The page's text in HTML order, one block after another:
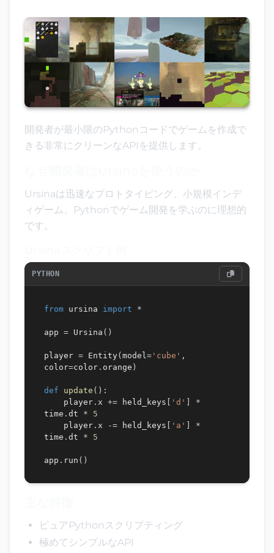
開発者が最小限のPythonコードでゲームを作成で
きる非常にクリーンなAPIを提供します。
Ursinaは迅速なプロトタイピング、小規模インデ
ィゲーム、Pythonでゲーム開発を学ぶのに理想的
です。
PYTHON
from ursina import *
app = Ursina ( )
player = Entity( model= 'cube' ,
color=color . orange )
def update ( ) :
    player
. x += held_keys 'd'
*
time . dt *
5
    player
. x -= held_keys 'a'
*
time . dt * 5
app . run ( )
ピュアPythonスクリプティング
極めてシンプルなAPI